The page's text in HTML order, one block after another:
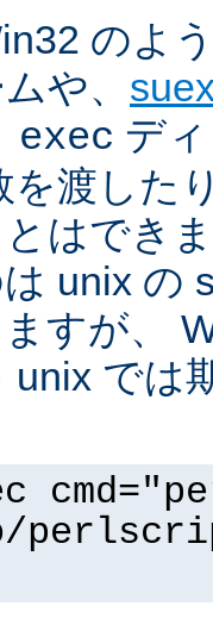
のよ
や、
exec デ
を渡した
はでき
unix の
すが、
unix では